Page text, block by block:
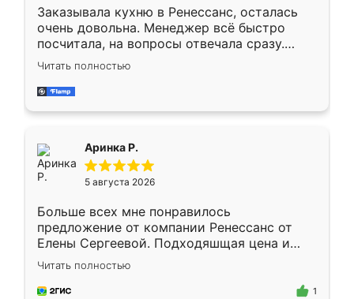
Заказывала кухню в Ренессанс, осталась
очень довольна. Менеджер всё быстро
посчитала, на вопросы отвечала сразу.
Замерщик приехал в субботу, подошёл к
делу со всей ответственностью. Собрали
за день, ребята работали аккуратно, даже
Читать полностью
Аринка Р.
5 августа 2026
Больше всех мне понравилось
предложение от компании Ренессанс от
Елены Сергеевой. Подходяшщая цена и
короткие сроки изготовления. Приехавший
для замера сотрудник Владислав
предложил по моему эскизу самый
Читать полностью
1